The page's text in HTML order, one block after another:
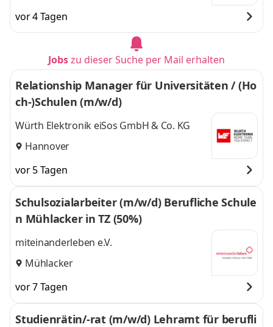
vor 4 Tagen
Jobszu dieser Suche per Mail erhalten
Relationship Manager für Universitäten / (Ho
ch-)Schulen (m/w/d)
Würth Elektronik eiSos GmbH & Co. KG
Hannover
vor 5 Tagen
Schulsozialarbeiter (m/w/d) Berufliche Schule
n Mühlacker in TZ (50%)
miteinanderleben e.V.
Mühlacker
vor 7 Tagen
Studienrätin/-rat (m/w/d) Lehramt für berufli